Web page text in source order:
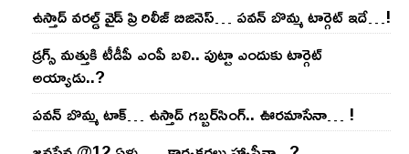
ఉస్తాద్ వ‌ర‌ల్డ్ వైడ్ ప్రి రిలీజ్ బిజినెస్‌… ప‌వ‌న్ బొమ్మ టార్గెట్ ఇదే…!
డ్రగ్స్ మత్తుకి టీడీపీ ఎంపీ బలి.. పుట్టా ఎందుకు టార్గెట్
అయ్యాడు..?
ప‌వ‌న్ బొమ్మ టాక్‌… ఉస్తాద్ గ‌బ్బ‌ర్‌సింగ్‌.. ఊర‌మాసేనా… !